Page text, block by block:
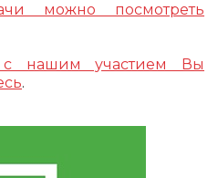
можно посмотреть
нашим участием Вы
.